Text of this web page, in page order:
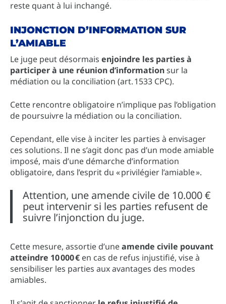
reste quant à lui inchangé.
INJONCTION D’INFORMATION SUR
L’AMIABLE
Le juge peut désormais enjoindre les parties à
participer à une réunion d’informationsur la
médiation ou la conciliation (art. 1533 CPC).
Cette rencontre obligatoire n’implique pas l’obligation
de poursuivre la médiation ou la conciliation.
Cependant, elle vise à inciter les parties à envisager
ces solutions. Il ne s’agit donc pas d’un mode amiable
imposé, mais d’une démarche d’information
obligatoire, dans l’esprit du « privilégier l’amiable ».
Attention, une amende civile de 10.000 €
peut intervenir si les parties refusent de
suivre l’injonction du juge.
Cette mesure, assortie d’uneamende civile pouvant
atteindre 10 000 € en cas de refus injustifié, vise à
sensibiliser les parties aux avantages des modes
amiables.